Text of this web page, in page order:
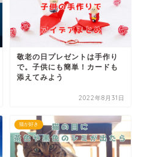
敬老の日プレゼントは手作り
で。子供にも簡単！カードも
添えてみよう
2022年8月31日
猫が好き